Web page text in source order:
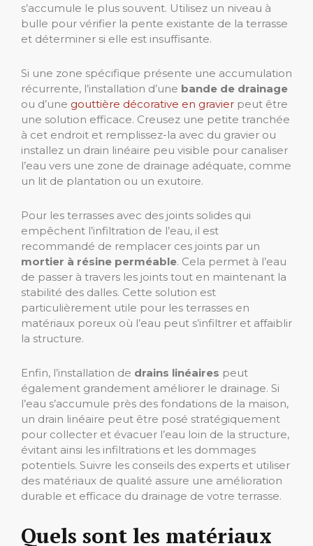
s’accumule le plus souvent. Utilisez un niveau à
bulle pour vérifier la pente existante de la terrasse
et déterminer si elle est insuffisante.
Si une zone spécifique présente une accumulation
récurrente, l’installation d’une bande de drainage
ou d’une gouttière décorative en gravier peut être
une solution efficace. Creusez une petite tranchée
à cet endroit et remplissez-la avec du gravier ou
installez un drain linéaire peu visible pour canaliser
l’eau vers une zone de drainage adéquate, comme
un lit de plantation ou un exutoire.
Pour les terrasses avec des joints solides qui
empêchent l’infiltration de l’eau, il est
recommandé de remplacer ces joints par un
mortier à résine perméable. Cela permet à l’eau
de passer à travers les joints tout en maintenant la
stabilité des dalles. Cette solution est
particulièrement utile pour les terrasses en
matériaux poreux où l’eau peut s’infiltrer et affaiblir
la structure.
Enfin, l’installation de drains linéaires peut
également grandement améliorer le drainage. Si
l’eau s’accumule près des fondations de la maison,
un drain linéaire peut être posé stratégiquement
pour collecter et évacuer l’eau loin de la structure,
évitant ainsi les infiltrations et les dommages
potentiels. Suivre les conseils des experts et utiliser
des matériaux de qualité assure une amélioration
durable et efficace du drainage de votre terrasse.
Quels sont les matériaux